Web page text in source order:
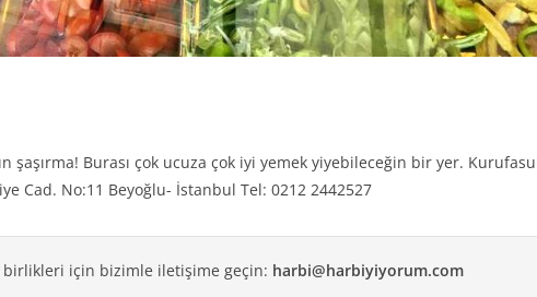
şaşırma! Burası çok ucuza çok iyi yemek yiyebileceğin bir yer.
Cad. No:11 Beyoğlu- İstanbul Tel: 0212 2442527
birlikleri için bizimle iletişime geçin: harbi@harbiyiyorum.com